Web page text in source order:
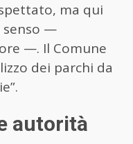
ma qui
senso —
—. Il Comune
dei parchi da
autorità